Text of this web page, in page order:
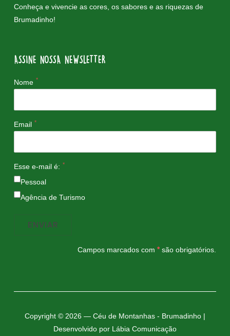
Conheça e vivencie as cores, os sabores e as riquezas de
Brumadinho!
ASSINE NOSSA NEWSLETTER
Nome *
Email *
Esse e-mail é: *
Pessoal
Agência de Turismo
Campos marcados com* são obrigatórios.
Copyright © 2026 — Céu de Montanhas - Brumadinho |
Desenvolvido por Lábia Comunicação